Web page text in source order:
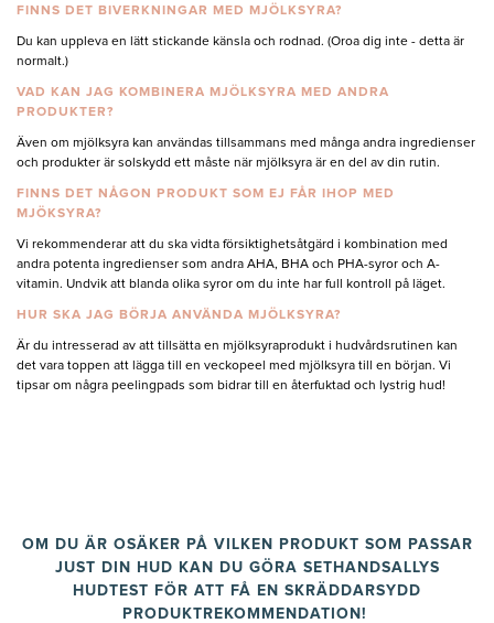
FINNS DET BIVERKNINGAR MED MJÖLKSYRA?
Du kan uppleva en lätt stickande känsla och rodnad. (Oroa dig inte - detta är
normalt.)
VAD KAN JAG KOMBINERA MJÖLKSYRA MED ANDRA
PRODUKTER?
Även om mjölksyra kan användas tillsammans med många andra ingredienser
och produkter är solskydd ett måste när mjölksyra är en del av din rutin.
FINNS DET NÅGON PRODUKT SOM EJ FÅR IHOP MED
MJÖKSYRA?
Vi rekommenderar att du ska vidta försiktighetsåtgärd i kombination med
andra potenta ingredienser som andra AHA, BHA och PHA-syror och A-
vitamin. Undvik att blanda olika syror om du inte har full kontroll på läget.
HUR SKA JAG BÖRJA ANVÄNDA MJÖLKSYRA?
Är du intresserad av att tillsätta en mjölksyraprodukt i hudvårdsrutinen kan
det vara toppen att lägga till en veckopeel med mjölksyra till en början. Vi
tipsar om några peelingpads som bidrar till en återfuktad och lystrig hud!
OM DU ÄR OSÄKER PÅ VILKEN PRODUKT SOM PASSAR
JUST DIN HUD KAN DU GÖRA SETHANDSALLYS
HUDTEST FÖR ATT FÅ EN SKRÄDDARSYDD
PRODUKTREKOMMENDATION!